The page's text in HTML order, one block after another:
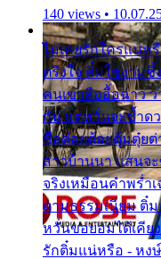
140 views •
ไม่เคยรักใครแน่ห
ตรึงใจ ติ๋มใช่งาม
คนเขาลืออื้อฉาว
กัน แต่หวั่นจะช้ำด
ชื่อต๋อยต้อยตุ้มตุ๋ยต่
สาวบ้านนา แสนจ
จริงเหมือนคำพร่ำ
ตามธรรมเนียม ติ๋ม
หวั่นขอยอมได้เคียง
รักติ๋มแน่หรือ - หง